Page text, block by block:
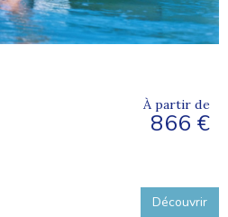
À partir de
866 €
Découvrir